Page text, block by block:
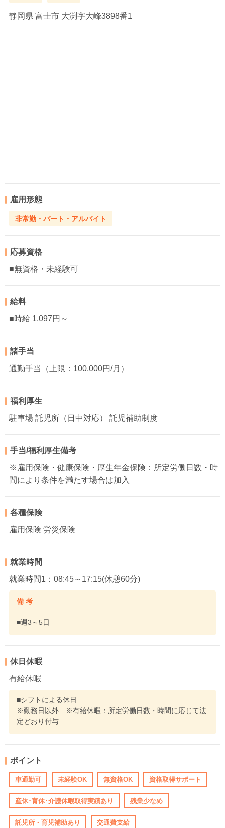
静岡県 富士市 大渕字大峰3898番1
雇用形態
非常勤・パート・アルバイト
応募資格
■無資格・未経験可
給料
■時給 1,097円～
諸手当
通勤手当（上限：100,000円/月）
福利厚生
駐車場 託児所（日中対応） 託児補助制度
手当/福利厚生備考
※雇用保険・健康保険・厚生年金保険：所定労働日数・時
間により条件を満たす場合は加入
各種保険
雇用保険 労災保険
就業時間
就業時間1：08:45～17:15(休憩60分)
備 考
■週3～5日
休日休暇
有給休暇
■シフトによる休日
※勤務日以外 ※有給休暇：所定労働日数・時間に応じて法
定どおり付与
ポイント
車通勤可 未経験OK 無資格OK 資格取得サポート
産休･育休･介護休暇取得実績あり 残業少なめ
託児所・育児補助あり 交通費支給